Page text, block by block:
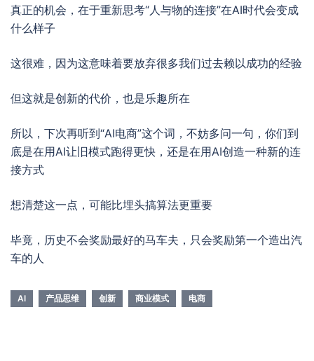
真正的机会，在于重新思考“人与物的连接”在AI时代会变成
什么样子
这很难，因为这意味着要放弃很多我们过去赖以成功的经验
但这就是创新的代价，也是乐趣所在
所以，下次再听到“AI电商”这个词，不妨多问一句，你们到
底是在用AI让旧模式跑得更快，还是在用AI创造一种新的连
接方式
想清楚这一点，可能比埋头搞算法更重要
毕竟，历史不会奖励最好的马车夫，只会奖励第一个造出汽
车的人
AI 产品思维 创新 商业模式 电商